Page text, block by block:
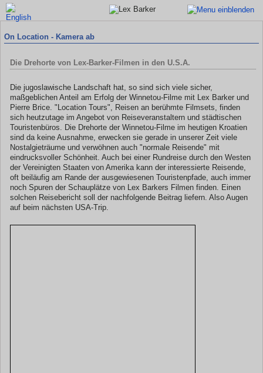
On Location - Kamera ab
Die Drehorte von Lex-Barker-Filmen in den U.S.A.
Die jugoslawische Landschaft hat, so sind sich viele sicher,
maßgeblichen Anteil am Erfolg der Winnetou-Filme mit Lex Barker und
Pierre Brice. "Location Tours", Reisen an berühmte Filmsets, finden
sich heutzutage im Angebot von Reiseveranstaltern und städtischen
Touristenbüros. Die Drehorte der Winnetou-Filme im heutigen Kroatien
sind da keine Ausnahme, erwecken sie gerade in unserer Zeit viele
Nostalgieträume und verwöhnen auch "normale Reisende" mit
eindrucksvoller Schönheit. Auch bei einer Rundreise durch den Westen
der Vereinigten Staaten von Amerika kann der interessierte Reisende,
oft beiläufig am Rande der ausgewiesenen Touristenpfade, auch immer
noch Spuren der Schauplätze von Lex Barkers Filmen finden. Einen
solchen Reisebericht soll der nachfolgende Beitrag liefern. Also Augen
auf beim nächsten USA-Trip.